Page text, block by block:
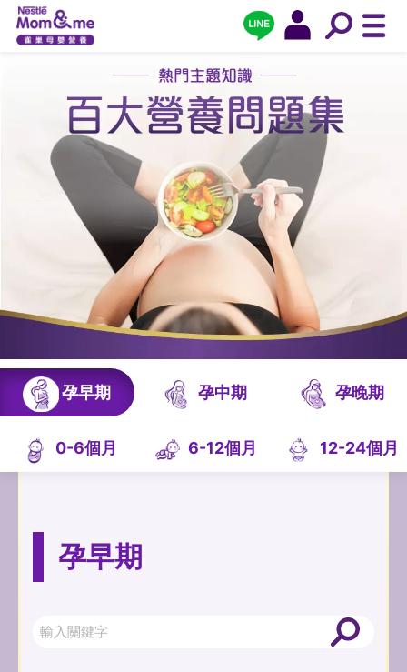
孕早期 孕中期 孕晚期
0-6個月 6-12個月 12-24個月
孕早期